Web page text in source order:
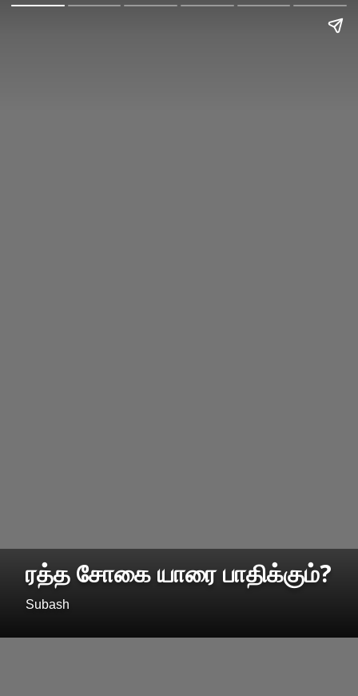
ரத்த சோகை யாரை பாதிக்கும்?
Subash